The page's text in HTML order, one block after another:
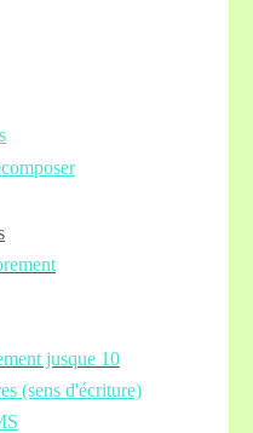
jusque 10
(sens d'écriture)